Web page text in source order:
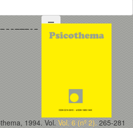
1994. Vol. Vol. 6 (nº 2). 265-281